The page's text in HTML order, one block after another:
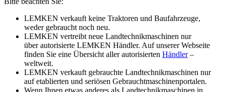
LEMKEN verkauft keine Traktoren und Baufahrzeuge,
weder gebraucht noch neu.
LEMKEN vertreibt neue Landtechnikmaschinen nur
über autorisierte LEMKEN Händler. Auf unserer Webseite
finden Sie eine Übersicht aller autorisierten Händler–
weltweit.
LEMKEN verkauft gebrauchte Landtechnikmaschinen nur
auf etablierten und seriösen Gebrauchtmaschinenportalen.
Wenn Ihnen etwas anderes als Landtechnikmaschinen in